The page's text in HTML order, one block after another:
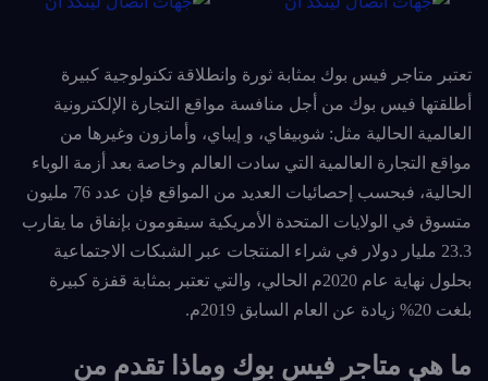
تعتبر متاجر فيس بوك بمثابة ثورة وانطلاقة تكنولوجية كبيرة
أطلقتها فيس بوك من أجل منافسة مواقع التجارة الإلكترونية
العالمية الحالية مثل: شوبيفاي، و إيباي، وأمازون وغيرها من
مواقع التجارة العالمية التي سادت العالم وخاصة بعد أزمة الوباء
الحالية، فبحسب إحصائيات العديد من المواقع فإن عدد 76 مليون
متسوق في الولايات المتحدة الأمريكية سيقومون بإنفاق ما يقارب
23.3 مليار دولار في شراء المنتجات عبر الشبكات الاجتماعية
بحلول نهاية عام 2020م الحالي، والتي تعتبر بمثابة قفزة كبيرة
بلغت 20% زيادة عن العام السابق 2019م.
ما هي متاجر فيس بوك وماذا تقدم من